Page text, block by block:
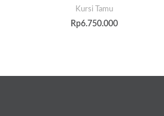
Kursi Tamu
Rp6.750.000